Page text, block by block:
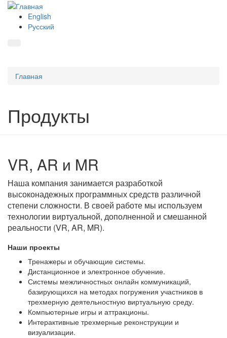
English
Русский
Главная
Продукты
VR, AR и MR
Наша компания занимается разработкой
высоконадежных программных средств различной
степени сложности. В своей работе мы используем
технологии виртуальной, дополненной и смешанной
реальности (VR, AR, MR).
Наши проекты
Тренажеры и обучающие системы.
Дистанционное и электронное обучение.
Системы межличностных онлайн коммуникаций,
базирующихся на методах погружения участников в
трехмерную деятельностную виртуальную среду.
Компьютерные игры и аттракционы.
Интерактивные трехмерные реконструкции и
визуализации.